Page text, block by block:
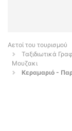
Αετοί του τουρισμού
Ταξιδιωτικά
Μουζακι
Κεραμαριό -